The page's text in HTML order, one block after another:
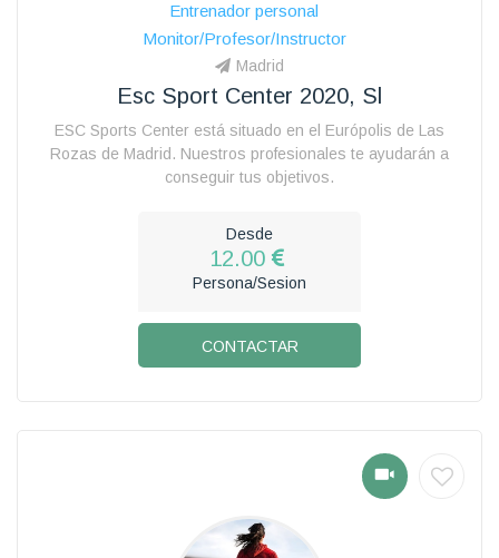
Entrenador personal
Monitor/Profesor/Instructor
Madrid
Esc Sport Center 2020, Sl
ESC Sports Center está situado en el Európolis de Las
Rozas de Madrid. Nuestros profesionales te ayudarán a
conseguir tus objetivos.
Desde
12.00
Persona/Sesion
CONTACTAR